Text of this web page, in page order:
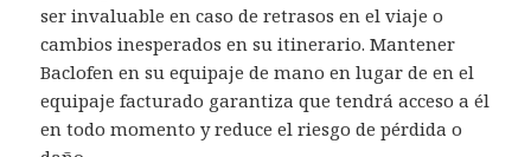
ser invaluable en caso de retrasos en el viaje o
cambios inesperados en su itinerario. Mantener
Baclofen en su equipaje de mano en lugar de en el
equipaje facturado garantiza que tendrá acceso a él
en todo momento y reduce el riesgo de pérdida o